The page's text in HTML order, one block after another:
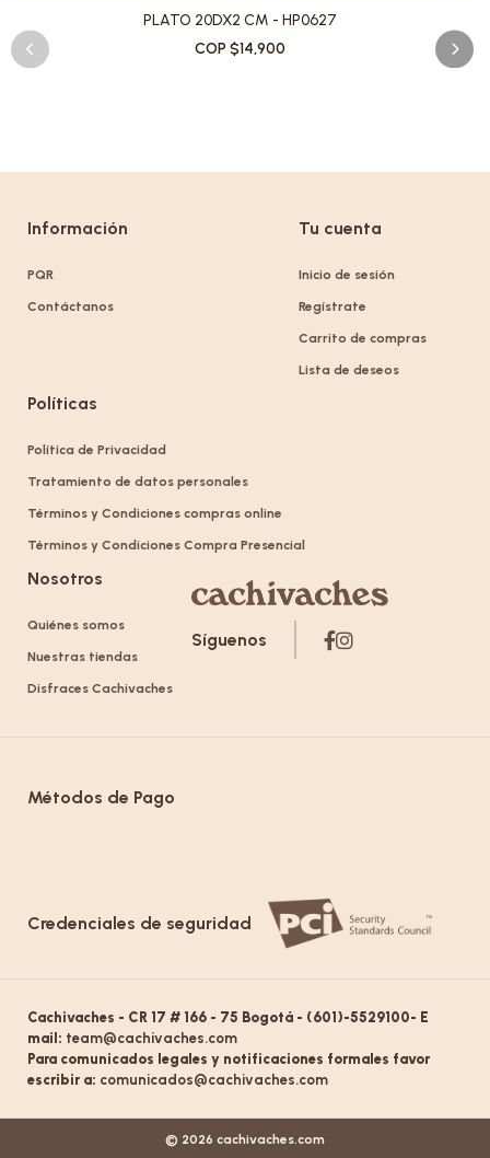
PLATO 20DX2 CM - HP0627
COP $14,900
Información
PQR
Contáctanos
Tu cuenta
Inicio de sesión
Regístrate
Carrito de compras
Lista de deseos
Políticas
Política de Privacidad
Tratamiento de datos personales
Términos y Condiciones compras online
Términos y Condiciones Compra Presencial
Nosotros
Quiénes somos
Nuestras tiendas
Disfraces Cachivaches
Síguenos
Métodos de Pago
Credenciales de seguridad
Cachivaches - CR 17 # 166 - 75 Bogotá - (601)-5529100- E
mail: team@cachivaches.com
Para comunicados legales y notificaciones formales favor
escribir a: comunicados@cachivaches.com
© 2026 cachivaches.com